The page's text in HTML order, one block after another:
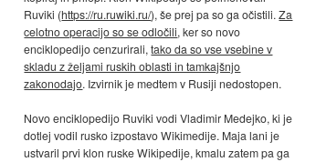
Ruviki (https://ru.ruwiki.ru/), še prej pa so ga očistili.Za
celotno operacijo so se odločili, ker so novo
enciklopedijo cenzurirali,tako da so vse vsebine v
skladu z željami ruskih oblasti in tamkajšnjo
zakonodajo. Izvirnik je medtem v Rusiji nedostopen.
Novo enciklopedijo Ruviki vodi Vladimir Medejko, ki je
dotlej vodil rusko izpostavo Wikimedije. Maja lani je
ustvaril prvi klon ruske Wikipedije, kmalu zatem pa ga